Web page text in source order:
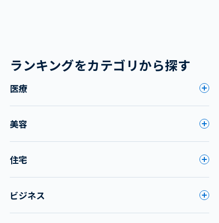
ランキングをカテゴリから探す
医療
美容
住宅
ビジネス